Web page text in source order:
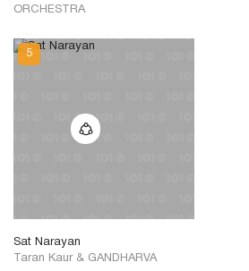
ORCHESTRA
Sat Narayan
Taran Kaur & GANDHARVA